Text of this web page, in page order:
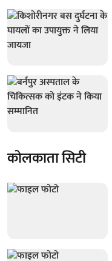
कोलकाता सिटी